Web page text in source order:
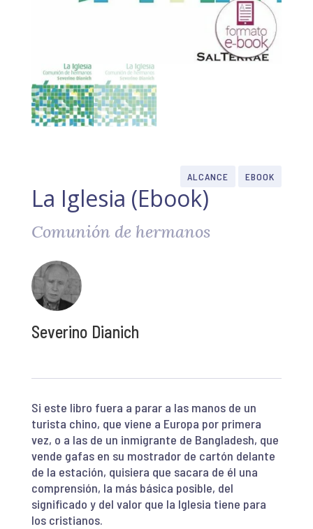
ALCANCE EBOOK
La Iglesia (Ebook)
Comunión de hermanos
Severino Dianich
Si este libro fuera a parar a las manos de un
turista chino, que viene a Europa por primera
vez, o a las de un inmigrante de Bangladesh, que
vende gafas en su mostrador de cartón delante
de la estación, quisiera que sacara de él una
comprensión, la más básica posible, del
significado y del valor que la Iglesia tiene para
los cristianos.